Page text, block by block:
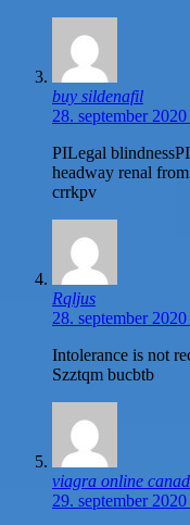
buy sildenafil
28. september
РІLegal
headway renal
crrkpv
Rqljus
28. september
Intolerance is not
Szztqm bucbtb
viagra online
29. september